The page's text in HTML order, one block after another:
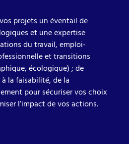
projets un éventail de
et une expertise
du travail, emploi-
et transitions
écologique) ; de
la faisabilité, de la
pour sécuriser vos choix
l’impact de vos actions.